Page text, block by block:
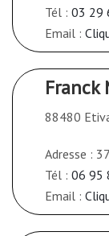
Tél : 03 29
Email :
Franck
88480
Adresse :
Tél : 06 95
Email :